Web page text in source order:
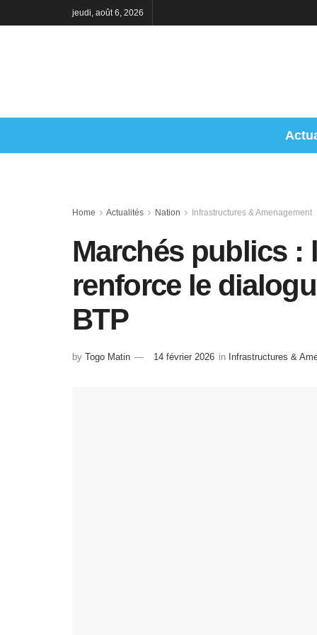
jeudi, août 6, 2026
Home Actualités Nation Infrastructures & Amenagement
Marchés publics :
renforce le
BTP
by Togo Matin 14 février 2026 in Infrastructures &